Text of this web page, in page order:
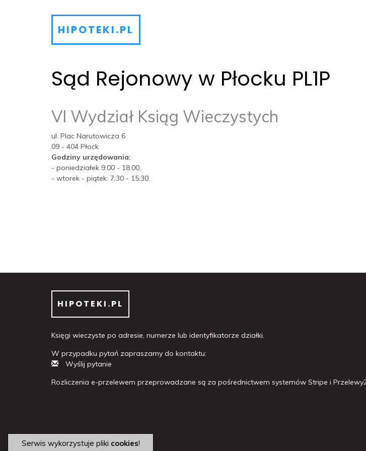
HIPOTEKI.PL
Sąd Rejonowy w Płocku PL1P
VI Wydział Ksiąg Wieczystych
ul. Plac Narutowicza 6
09 - 404 Płock
Godziny urzędowania:
- poniedziałek 9.00 - 18.00,
- wtorek - piątek: 7:30 - 15:30.
HIPOTEKI.PL
Księgi wieczyste po adresie, numerze lub identyfikatorze działki.
W przypadku pytań zapraszamy do kontaktu:
Wyślij pytanie
Rozliczenia e-przelewem przeprowadzane są za pośrednictwem systemów Stripe i
Serwis wykorzystuje pliki cookies!